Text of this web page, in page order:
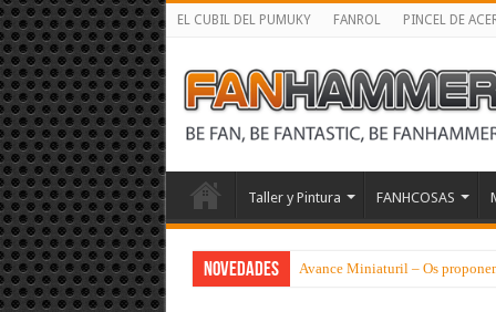
EL CUBIL DEL PUMUKY FANROL PINCEL DE
Taller y Pintura FANHCOSAS
NOVEDADES Avance Miniaturil – Os